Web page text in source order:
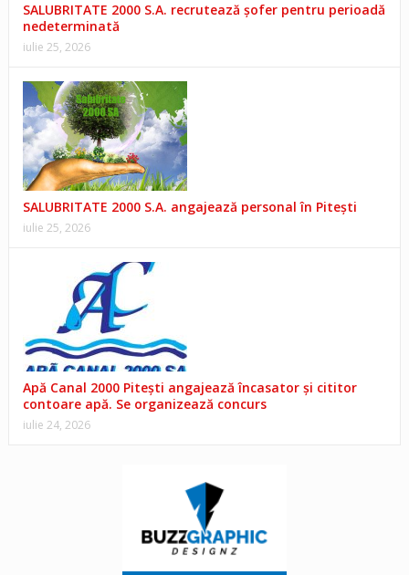
SALUBRITATE 2000 S.A. recrutează șofer pentru perioadă
nedeterminată
iulie 25, 2026
SALUBRITATE 2000 S.A. angajează personal în Pitești
iulie 25, 2026
Apă Canal 2000 Pitești angajează încasator și cititor
contoare apă. Se organizează concurs
iulie 24, 2026